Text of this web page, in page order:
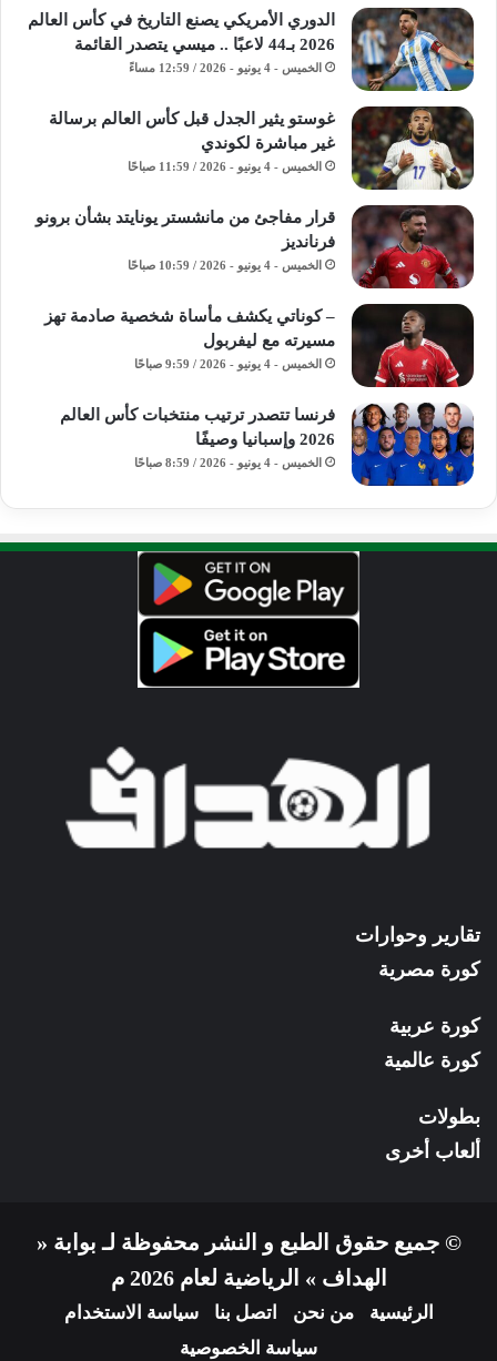
الدوري الأمريكي يصنع التاريخ في كأس العالم
2026 بـ44 لاعبًا .. ميسي يتصدر القائمة
الخميس - 4 يونيو - 2026 / 12:59 مساءً
غوستو يثير الجدل قبل كأس العالم برسالة
غير مباشرة لكوندي
الخميس - 4 يونيو - 2026 / 11:59 صباحًا
قرار مفاجئ من مانشستر يونايتد بشأن برونو
فرنانديز
الخميس - 4 يونيو - 2026 / 10:59 صباحًا
– كوناتي يكشف مأساة شخصية صادمة تهز
مسيرته مع ليفربول
الخميس - 4 يونيو - 2026 / 9:59 صباحًا
فرنسا تتصدر ترتيب منتخبات كأس العالم
2026 وإسبانيا وصيفًا
الخميس - 4 يونيو - 2026 / 8:59 صباحًا
تقارير وحوارات
كورة مصرية
كورة عربية
كورة عالمية
بطولات
ألعاب أخرى
© جميع حقوق الطبع و النشر محفوظة لـ بوابة «
الهداف » الرياضية لعام 2026 م
الرئيسية من نحن اتصل بنا
سياسة الاستخدام
سياسة الخصوصية